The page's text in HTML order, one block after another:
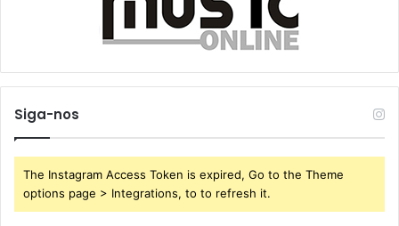
Siga-nos
The Instagram Access Token is expired, Go to the Theme
options page > Integrations, to to refresh it.